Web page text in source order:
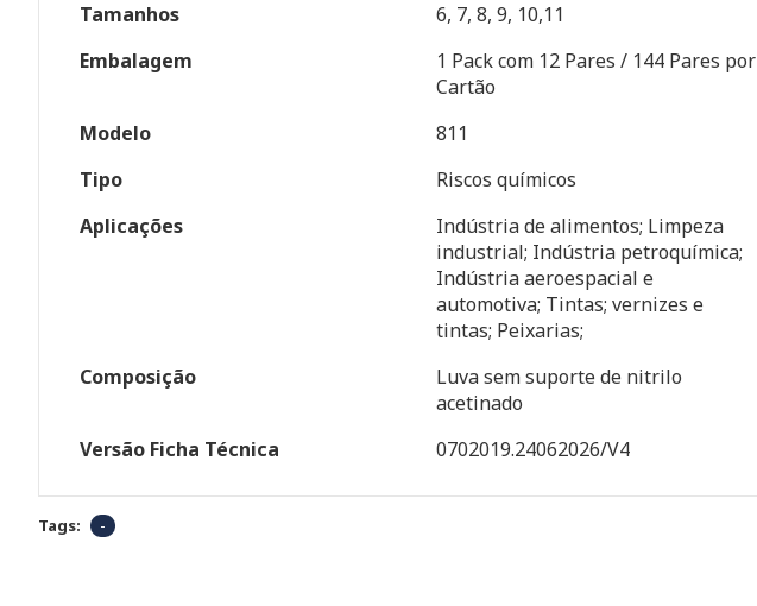
Tamanhos
6, 7, 8, 9, 10,11
Embalagem
1 Pack com 12 Pares / 144 Pares por
Cartão
Modelo
811
Tipo
Riscos químicos
Aplicações
Indústria de alimentos; Limpeza
industrial; Indústria petroquímica;
Indústria aeroespacial e
automotiva; Tintas; vernizes e
tintas; Peixarias;
Composição
Luva sem suporte de nitrilo
acetinado
Versão Ficha Técnica
0702019.24062026/V4
Tags: -